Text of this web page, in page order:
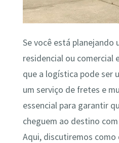
Se você está planejando
residencial ou comercial
que a logística pode ser
um serviço de fretes e
essencial para garantir
cheguem ao destino
Aqui, discutiremos como